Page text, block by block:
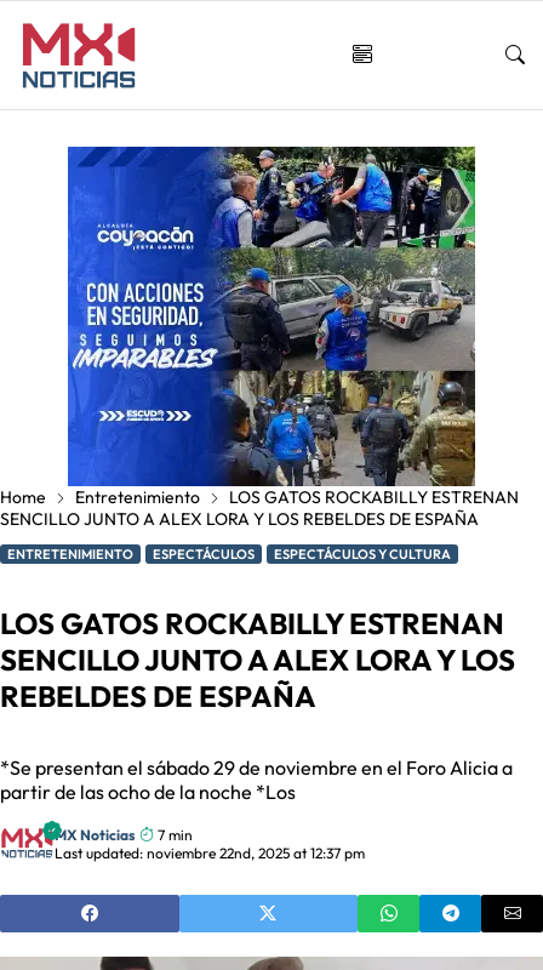
Home Entretenimiento
LOS GATOS ROCKABILLY ESTRENAN
SENCILLO JUNTO A ALEX LORA Y LOS REBELDES DE ESPAÑA
ENTRETENIMIENTO ESPECTÁCULOS ESPECTÁCULOS Y CULTURA
LOS GATOS ROCKABILLY ESTRENAN
SENCILLO JUNTO A ALEX LORA Y LOS
REBELDES DE ESPAÑA
*Se presentan el sábado 29 de noviembre en el Foro Alicia a
partir de las ocho de la noche *Los
MX Noticias
7 min
Last updated: noviembre 22nd, 2025 at 12:37 pm